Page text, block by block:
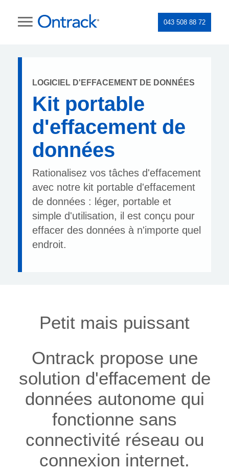
043 508 88 72
LOGICIEL D'EFFACEMENT DE DONNÉES
Kit portable
d'effacement de
données
Rationalisez vos tâches d'effacement
avec notre kit portable d'effacement
de données : léger, portable et
simple d'utilisation, il est conçu pour
effacer des données à n'importe quel
endroit.
Petit mais puissant
Ontrack propose une
solution d'effacement de
données autonome qui
fonctionne sans
connectivité réseau ou
connexion internet.